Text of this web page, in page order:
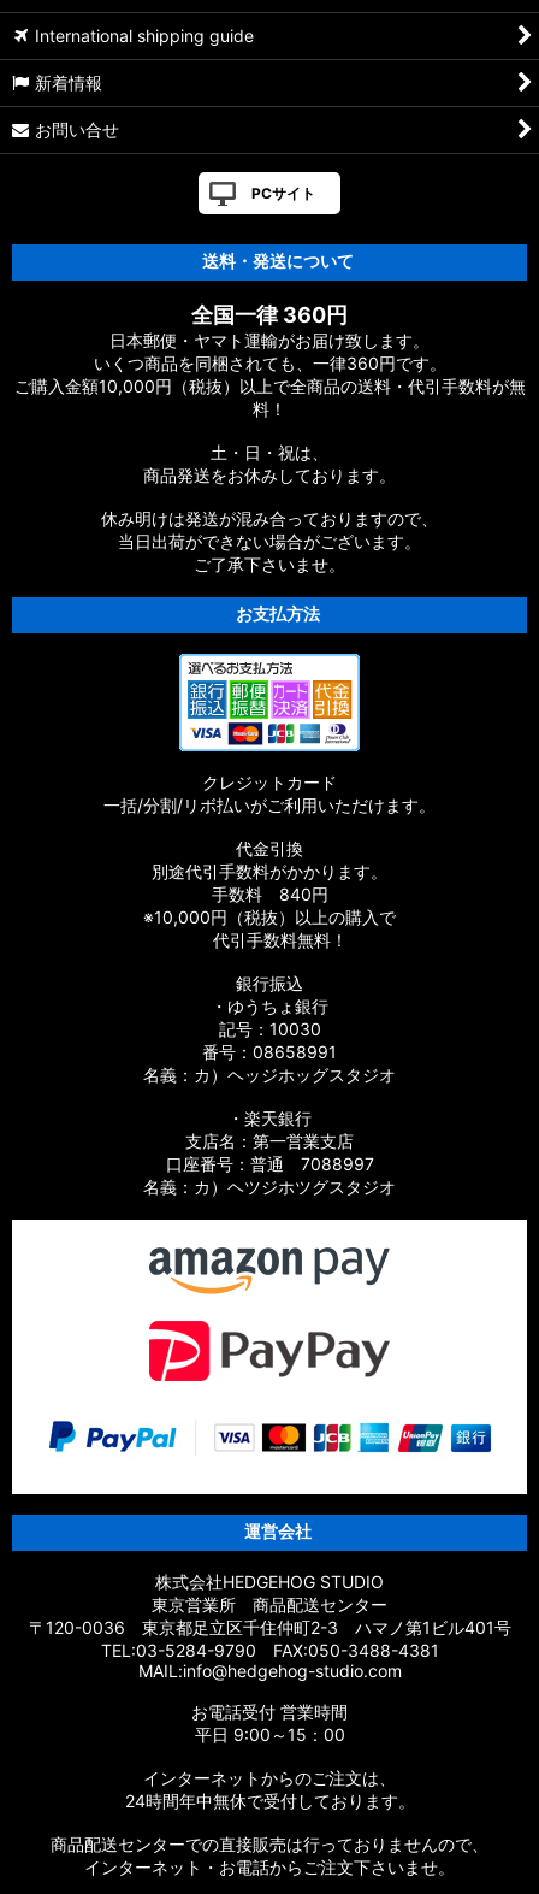
International shipping guide
新着情報
お問い合せ
PCサイト
送料・発送について
全国一律 360円
日本郵便・ヤマト運輸がお届け致します。
いくつ商品を同梱されても、一律360円です。
ご購入金額10,000円（税抜）以上で全商品の送料・代引手数料が無
料！
土・日・祝は、
商品発送をお休みしております。
休み明けは発送が混み合っておりますので、
当日出荷ができない場合がございます。
ご了承下さいませ。
お支払方法
クレジットカード
一括/分割/リボ払いがご利用いただけます。
代金引換
別途代引手数料がかかります。
手数料 840円
※10,000円（税抜）以上の購入で
代引手数料無料！
銀行振込
・ゆうちょ銀行
記号：10030
番号：08658991
名義：カ）ヘッジホッグスタジオ
・楽天銀行
支店名：第一営業支店
口座番号：普通 7088997
名義：カ）ヘツジホツグスタジオ
運営会社
株式会社HEDGEHOG STUDIO
東京営業所 商品配送センター
〒120-0036 東京都足立区千住仲町2-3 ハマノ第1ビル401号
TEL:03-5284-9790 FAX:050-3488-4381
MAIL:info@hedgehog-studio.com
お電話受付 営業時間
平日 9:00～15：00
インターネットからのご注文は、
24時間年中無休で受付しております。
商品配送センターでの直接販売は行っておりませんので、
インターネット・お電話からご注文下さいませ。